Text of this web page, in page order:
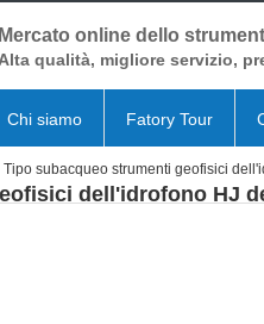
Mercato online dello
Alta qualità, migliore servizio,
Chi siamo Fatory Tour
Tipo subacqueo strumenti geofisici
dell'idrofono HJ